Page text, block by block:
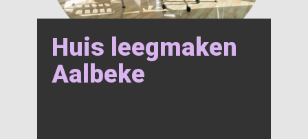
Huis leegmaken
Aalbeke